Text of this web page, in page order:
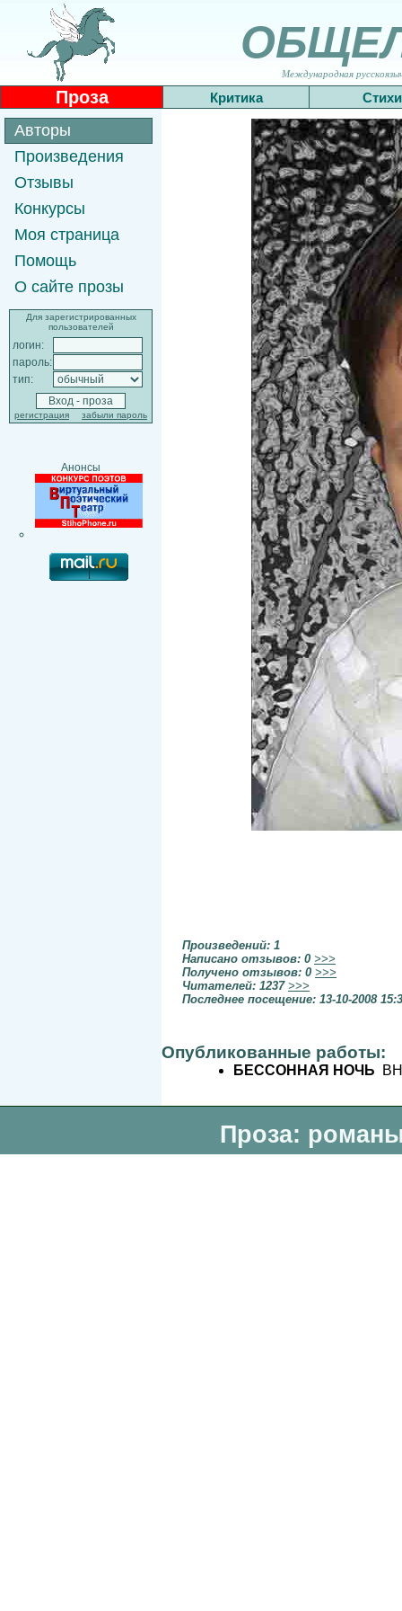
Международная
Проза Критика Стихи
Авторы
Произведения
Отзывы
Конкурсы
Моя страница
Помощь
О сайте прозы
Для зарегистрированных
пользователей
логин:
пароль:
тип:
регистрация забыли пароль
Анонсы
Произведений: 1
Написано отзывов: 0 >>>
Получено отзывов: 0 >>>
Читателей: 1237 >>>
Последнее посещение: 13-10-2008
Опубликованные работы:
БЕССОННАЯ НОЧЬ
Проза: